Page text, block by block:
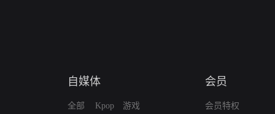
自媒体
全部
Kpop
游戏
会员
会员特权